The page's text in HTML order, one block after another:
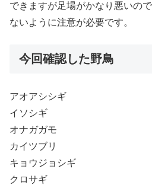
できますが足場がかなり悪いの
ないように注意が必要です。
今回確認した野鳥
アオアシシギ
イソシギ
オナガガモ
カイツブリ
キョウジョシギ
クロサギ